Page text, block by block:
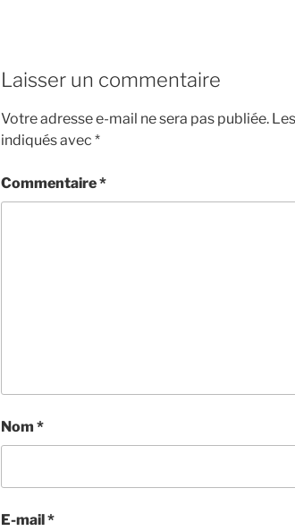
Laisser un commentaire
Votre adresse e-mail ne sera pas publiée.
indiqués avec *
Commentaire*
Nom *
E-mail *